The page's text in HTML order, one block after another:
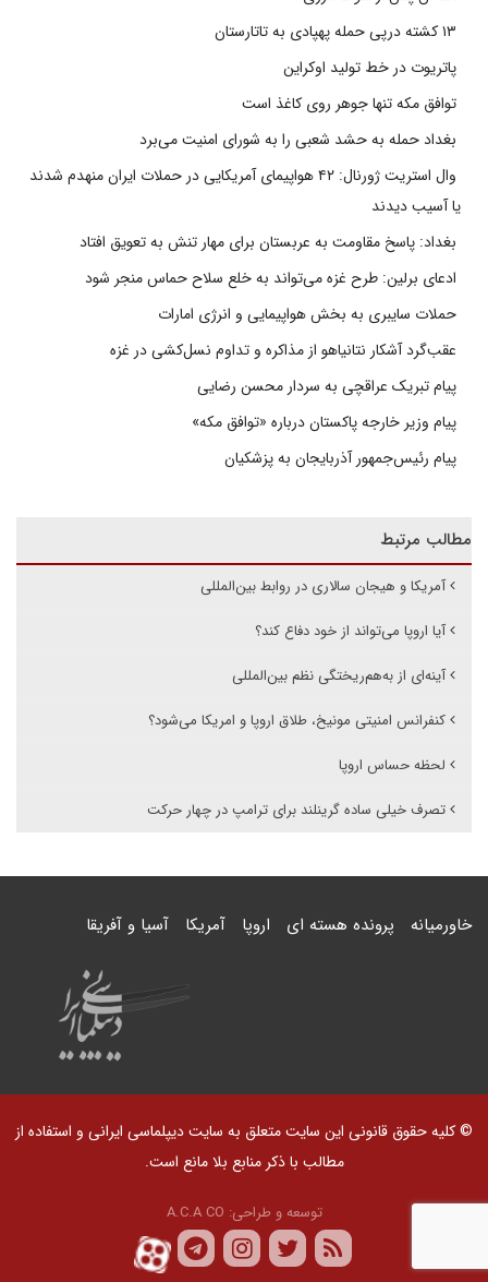
پاتریوت در خط تولید اوکراین
توافق مکه تنها جوهر روی کاغذ است
بغداد حمله به حشد شعبی را به شورای امنیت می‌برد
وال استریت ژورنال: ۴۲ هواپیمای آمریکایی در حملات ایران منهدم شدند
یا آسیب دیدند
بغداد: پاسخ مقاومت به عربستان برای مهار تنش به تعویق افتاد
ادعای برلین: طرح غزه می‌تواند به خلع سلاح حماس منجر شود
حملات سایبری به بخش هواپیمایی و انرژی امارات
عقب‌گرد آشکار نتانیاهو از مذاکره و تداوم نسل‌کشی در غزه
پیام تبریک عراقچی به سردار محسن رضایی
پیام وزیر خارجه پاکستان درباره «توافق مکه»
پیام رئیس‌جمهور آذربایجان به پزشکیان
مطالب مرتبط
آمریکا و هیجان سالاری در روابط بین‌المللی
آیا اروپا می‌تواند از خود دفاع کند؟
آینه‌ای از به‌هم‌ریختگی نظم بین‌المللی
کنفرانس امنیتی مونیخ، طلاق اروپا و امریکا می‌شود؟
لحظه حساس اروپا
تصرف خیلی ساده گرینلند برای ترامپ در چهار حرکت
خاورمیانه پرونده هسته ای اروپا آمریکا آسیا و آفریقا
© کلیه حقوق قانونی این سایت متعلق به سایت دیپلماسی ایرانی و استفاده از
مطالب با ذکر منابع بلا مانع است.
توسعه و طراحی: A.C.A CO